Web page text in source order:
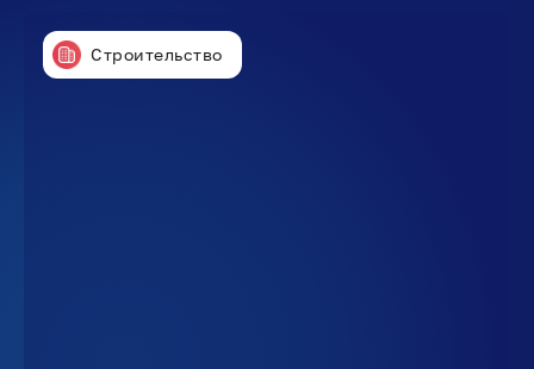
Строительство